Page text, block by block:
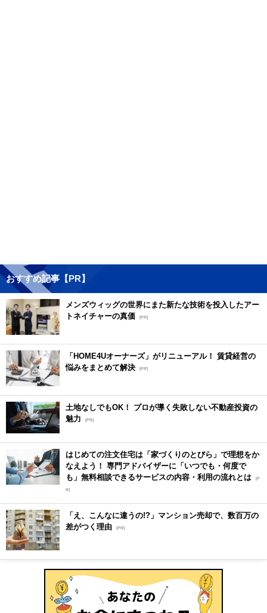
おすすめ記事【PR】
メンズウィッグの世界にまた新たな技術を投入したアー
トネイチャーの真価
[PR]
「HOME4Uオーナーズ」がリニューアル！ 賃貸経営の
悩みをまとめて解決 [PR]
土地なしでもOK！ プロが導く失敗しない不動産投資の
魅力
[PR]
はじめての注文住宅は「家づくりのとびら」で理想をか
なえよう！ 専門アドバイザーに「いつでも・何度で
も」無料相談できるサービスの内容・利用の流れとは [P
R]
「え、こんなに違うの!?」マンション売却で、数百万の
差がつく理由 [PR]